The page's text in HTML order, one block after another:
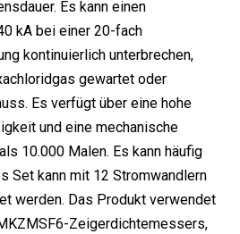
Es kann einen
kA bei einer 20-fach
kontinuierlich unterbrechen,
gewartet oder
Es verfügt über eine hohe
und eine mechanische
10.000 Malen. Es kann häufig
Set kann mit 12 Stromwandlern
werden. Das Produkt verwendet
Zeigerdichtemessers,